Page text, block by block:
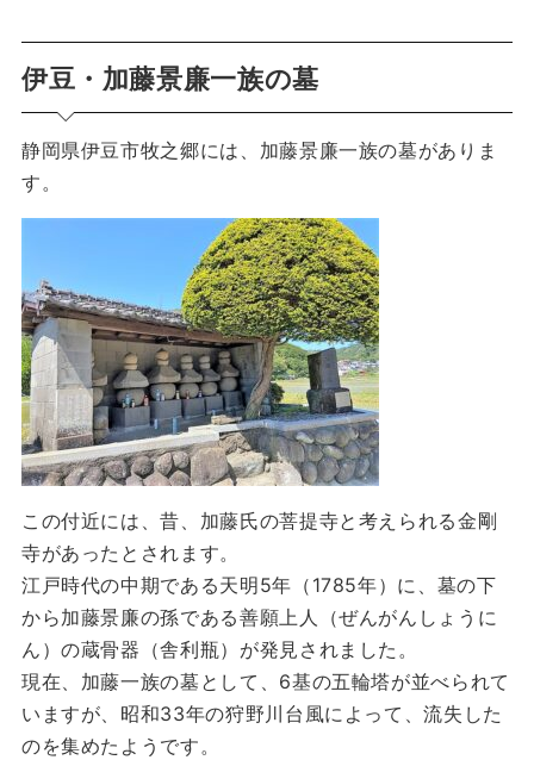
伊豆・加藤景廉一族の墓
静岡県伊豆市牧之郷には、加藤景廉一族の墓がありま
す。
この付近には、昔、加藤氏の菩提寺と考えられる金剛
寺があったとされます。
江戸時代の中期である天明5年（1785年）に、墓の下
から加藤景廉の孫である善願上人（ぜんがんしょうに
ん）の蔵骨器（舎利瓶）が発見されました。
現在、加藤一族の墓として、6基の五輪塔が並べられて
いますが、昭和33年の狩野川台風によって、流失した
のを集めたようです。